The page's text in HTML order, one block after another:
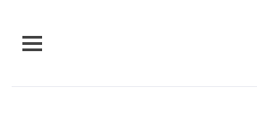
main